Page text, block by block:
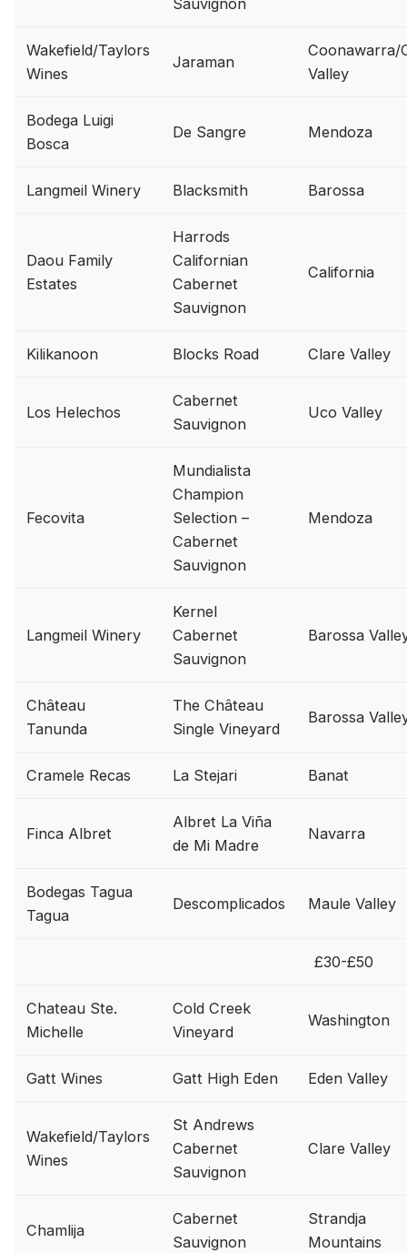
Sauvignon
Wakefield/Taylors
Wines
Jaraman
Coonawarra/
Valley
Bodega Luigi
Bosca
De Sangre Mendoza
Langmeil Winery Blacksmith Barossa
Daou Family
Estates
Harrods
Californian
Cabernet
Sauvignon
California
Kilikanoon Blocks Road Clare Valley
Los Helechos
Cabernet
Sauvignon
Uco Valley
Fecovita
Mundialista
Champion
Selection –
Cabernet
Sauvignon
Mendoza
Langmeil Winery
Kernel
Cabernet
Sauvignon
Barossa
Château
Tanunda
The Château
Single Vineyard
Barossa
Cramele Recas La Stejari Banat
Finca Albret
Albret La Viña
de Mi Madre
Navarra
Bodegas Tagua
Tagua
Descomplicados Maule Valley
£30-£50
Chateau Ste.
Michelle
Cold Creek
Vineyard
Washington
Gatt Wines Gatt High Eden Eden Valley
Wakefield/Taylors
Wines
St Andrews
Cabernet
Sauvignon
Clare Valley
Chamlija
Cabernet
Sauvignon
Strandja
Mountains